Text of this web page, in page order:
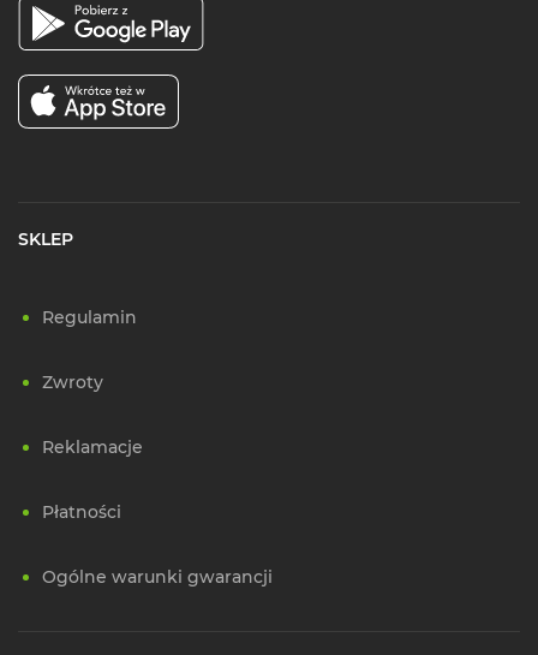
SKLEP
Regulamin
Zwroty
Reklamacje
Płatności
Ogólne warunki gwarancji